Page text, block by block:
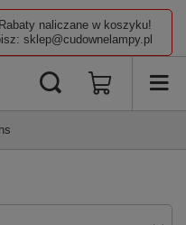
naliczane w koszyku!
sklep@cudownelampy.pl